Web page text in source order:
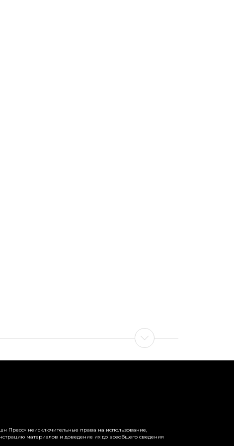
Пресс» неисключительные права на использование,
материалов и доведение их до всеобщего сведения